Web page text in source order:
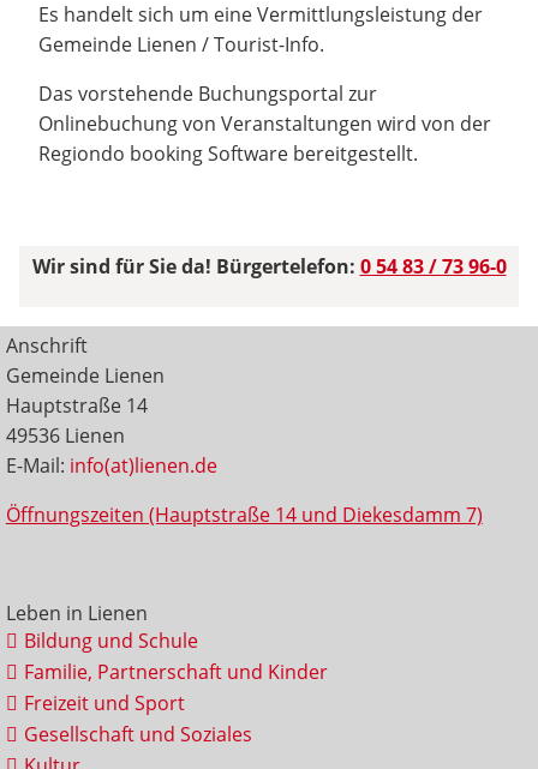
Es handelt sich um eine Vermittlungsleistung der
Gemeinde Lienen / Tourist-Info.
Das vorstehende Buchungsportal zur
Onlinebuchung von Veranstaltungen wird von der
Regiondo booking Software bereitgestellt.
Wir sind für Sie da! Bürgertelefon: 0 54 83 / 73 96-0
Anschrift
Gemeinde Lienen
Hauptstraße 14
49536 Lienen
E-Mail: info(at)lienen.de
Öffnungszeiten (Hauptstraße 14 und Diekesdamm 7)
Leben in Lienen
Bildung und Schule
Familie, Partnerschaft und Kinder
Freizeit und Sport
Gesellschaft und Soziales